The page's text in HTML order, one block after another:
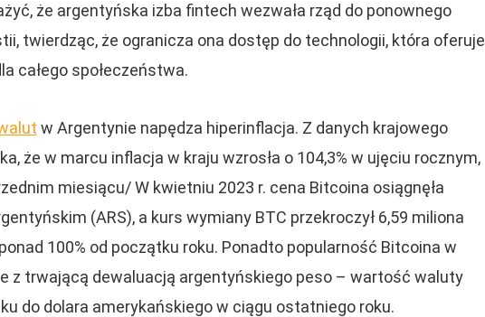
że argentyńska izba fintech wezwała rząd do ponownego
twierdząc, że ogranicza ona dostęp do technologii, która oferuje
całego społeczeństwa.
w Argentynie napędza hiperinflacja. Z danych krajowego
że w marcu inflacja w kraju wzrosła o 104,3% w ujęciu rocznym,
miesiącu/ W kwietniu 2023 r. cena Bitcoina osiągnęła
(ARS), a kurs wymiany BTC przekroczył 6,59 miliona
100% od początku roku. Ponadto popularność Bitcoina w
z trwającą dewaluacją argentyńskiego peso – wartość waluty
do dolara amerykańskiego w ciągu ostatniego roku.